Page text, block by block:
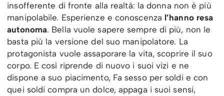
insofferente di fronte alla realtà: la donna non è più
manipolabile. Esperienze e conoscenza l’hanno resa
autonoma. Bella vuole sapere sempre di più, non le
basta più la versione del suo manipolatore. La
protagonista vuole assaporare la vita, scoprire il suo
corpo. E così riprende di nuovo i suoi vizi e ne
dispone a suo piacimento, Fa sesso per soldi e con
quei soldi compra un dolce, appaga i suoi sensi,